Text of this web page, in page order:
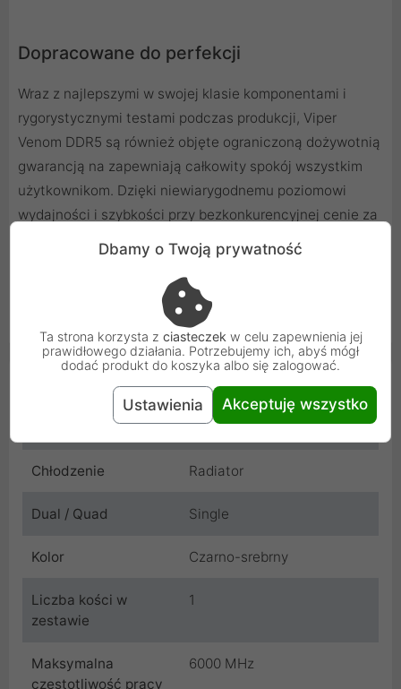
Dopracowane do perfekcji
Wraz z najlepszymi w swojej klasie komponentami i
rygorystycznymi testami podczas produkcji, Viper
Venom DDR5 są również objęte ograniczoną dożywotnią
gwarancją na zapewniają całkowity spokój wszystkim
użytkownikom. Dzięki niewiarygodnemu poziomowi
wydajności i szybkości przy bezkonkurencyjnej cenie za
wydajność, Viper Venom DDR5 to moduł DRAM
naprawdę zoptymalizowany pod kątem przyszłości
Cechy produktu
Korekcja błędów ECC NIE
Chłodzenie Radiator
Dual / Quad Single
Kolor Czarno-srebrny
Liczba kości w
zestawie
1
Maksymalna
częstotliwość pracy
6000 MHz
Dbamy o Twoją prywatność
Ta strona korzysta z ciasteczek w celu zapewnienia jej
prawidłowego działania. Potrzebujemy ich, abyś mógł
dodać produkt do koszyka albo się zalogować.
Ustawienia Akceptuję wszystko